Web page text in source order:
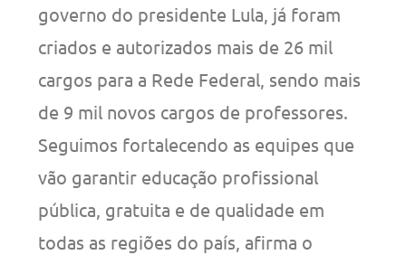
governo do presidente Lula, já foram
criados e autorizados mais de 26 mil
cargos para a Rede Federal, sendo mais
de 9 mil novos cargos de professores.
Seguimos fortalecendo as equipes que
vão garantir educação profissional
pública, gratuita e de qualidade em
todas as regiões do país, afirma o